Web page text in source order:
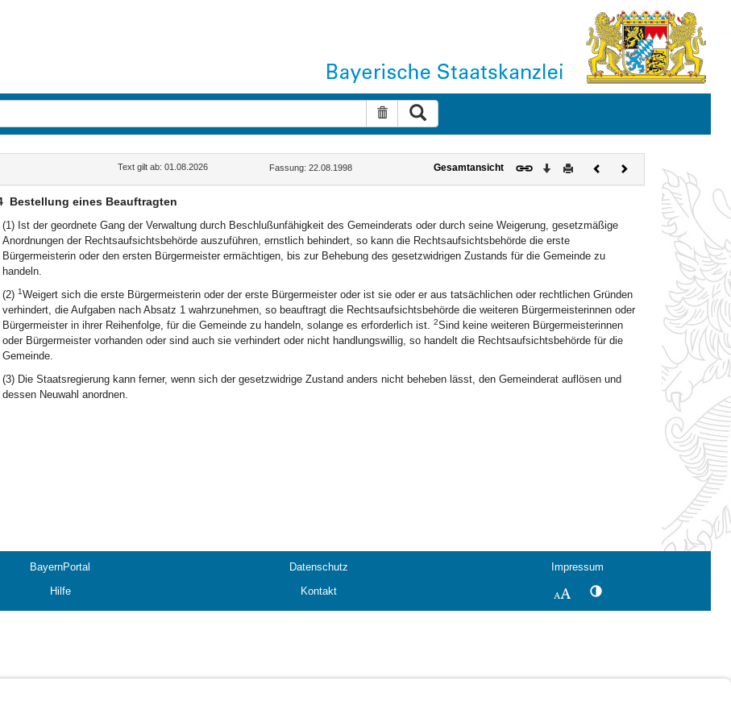
Suche zurücksetzen
Text gilt ab: 01.08.2026 Fassung: 22.08.1998 Gesamtansicht Download
DruckenVorherigesNächstes
Dokument
Bestellung eines Beauftragten
(1) Ist der geordnete Gang der Verwaltung durch Beschlußunfähigkeit des Gemeinderats oder durch seine Weigerung, gesetzmäßige
Anordnungen der Rechtsaufsichtsbehörde auszuführen, ernstlich behindert, so kann die Rechtsaufsichtsbehörde die erste
Bürgermeisterin oder den ersten Bürgermeister ermächtigen, bis zur Behebung des gesetzwidrigen Zustands für die Gemeinde zu
handeln.
(2) 1Weigert sich die erste Bürgermeisterin oder der erste Bürgermeister oder ist sie oder er aus tatsächlichen oder rechtlichen Gründen
verhindert, die Aufgaben nach Absatz 1 wahrzunehmen, so beauftragt die Rechtsaufsichtsbehörde die weiteren Bürgermeisterinnen oder
Bürgermeister in ihrer Reihenfolge, für die Gemeinde zu handeln, solange es erforderlich ist. 2Sind keine weiteren Bürgermeisterinnen
oder Bürgermeister vorhanden oder sind auch sie verhindert oder nicht handlungswillig, so handelt die Rechtsaufsichtsbehörde für die
Gemeinde.
(3) Die Staatsregierung kann ferner, wenn sich der gesetzwidrige Zustand anders nicht beheben lässt, den Gemeinderat auflösen und
dessen Neuwahl anordnen.
BayernPortal Datenschutz
Impressum
Hilfe Kontakt SchriftgrößeKontrastwechsel